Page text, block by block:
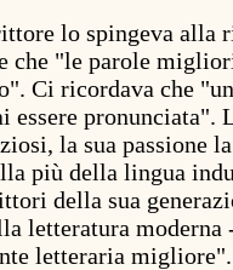
lo spingeva alla
che "le parole
Ci ricordava che
essere pronunciata".
la sua passione
più della lingua
della sua
letteratura moderna
letteraria migliore".